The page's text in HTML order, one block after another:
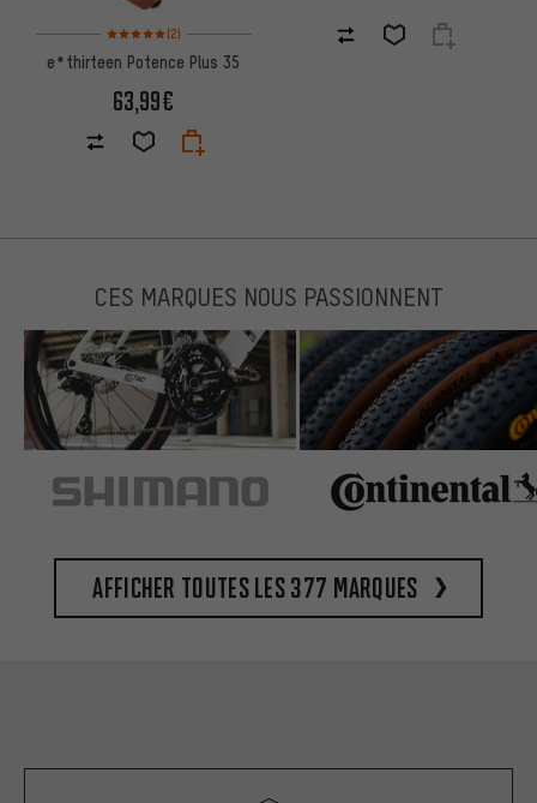
Note moyenne : 5 sur 5 d'après 2 avis
(2)
e*thirteen Potence Plus 35
63,99€
CES MARQUES NOUS PASSIONNENT
Afficher toutes les 377 marques